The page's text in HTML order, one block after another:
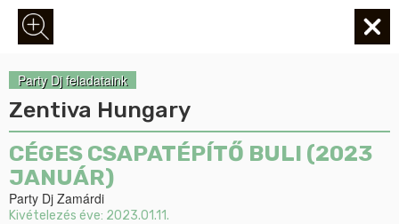
Party Dj feladataink
Zentiva Hungary
CÉGES CSAPATÉPÍTŐ BULI (2023
JANUÁR)
Party Dj Zamárdi
Kivételezés éve: 2023.01.11.